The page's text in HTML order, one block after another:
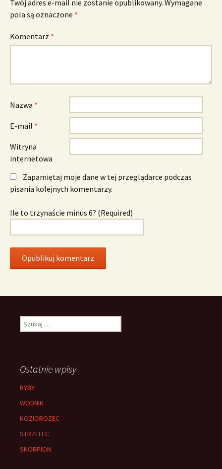
Twój adres e-mail nie zostanie opublikowany. Wymagane
pola są oznaczone *
Komentarz *
Nazwa *
E-mail *
Witryna
internetowa
Zapamiętaj moje dane w tej przeglądarce podczas
pisania kolejnych komentarzy.
Ile to trzynaście minus 6? (Required)
Szukaj:
Ostatnie wpisy
RYBY
WODNIK
KOZIOROZEC
STRZELEC
SKORPION